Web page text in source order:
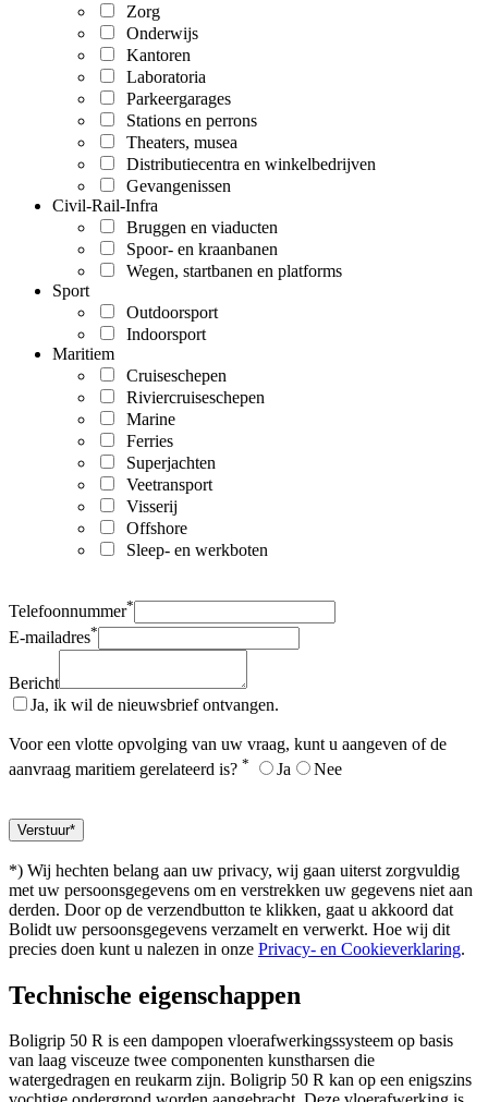
Zorg
Onderwijs
Kantoren
Laboratoria
Parkeergarages
Stations en perrons
Theaters, musea
Distributiecentra en winkelbedrijven
Gevangenissen
Civil-Rail-Infra
Bruggen en viaducten
Spoor- en kraanbanen
Wegen, startbanen en platforms
Sport
Outdoorsport
Indoorsport
Maritiem
Cruiseschepen
Riviercruiseschepen
Marine
Ferries
Superjachten
Veetransport
Visserij
Offshore
Sleep- en werkboten
Telefoonnummer*
E-mailadres*
Bericht
Ja, ik wil de nieuwsbrief ontvangen.
Voor een vlotte opvolging van uw vraag, kunt u aangeven of de
aanvraag maritiem gerelateerd is? * Ja Nee
*) Wij hechten belang aan uw privacy, wij gaan uiterst zorgvuldig
met uw persoonsgegevens om en verstrekken uw gegevens niet aan
derden. Door op de verzendbutton te klikken, gaat u akkoord dat
Bolidt uw persoonsgegevens verzamelt en verwerkt. Hoe wij dit
precies doen kunt u nalezen in onze Privacy- en Cookieverklaring.
Technische eigenschappen
Boligrip 50 R is een dampopen vloerafwerkingssysteem op basis
van laag visceuze twee componenten kunstharsen die
watergedragen en reukarm zijn. Boligrip 50 R kan op een enigszins